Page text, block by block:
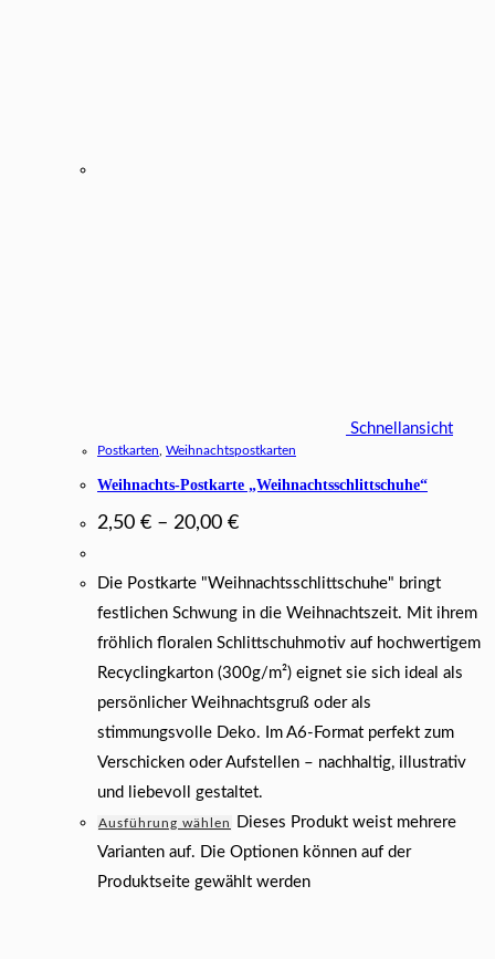
Schnellansicht
Postkarten Weihnachtspostkarten
Weihnachts-Postkarte „Weihnachtsschlittschuhe“
2,50 € – 20,00 €
Die Postkarte "Weihnachtsschlittschuhe" bringt
festlichen Schwung in die Weihnachtszeit. Mit ihrem
fröhlich floralen Schlittschuhmotiv auf hochwertigem
Recyclingkarton (300g/m²) eignet sie sich ideal als
persönlicher Weihnachtsgruß oder als
stimmungsvolle Deko. Im A6-Format perfekt zum
Verschicken oder Aufstellen – nachhaltig, illustrativ
und liebevoll gestaltet.
Ausführung wählen
Dieses Produkt weist mehrere
Varianten auf. Die Optionen können auf der
Produktseite gewählt werden